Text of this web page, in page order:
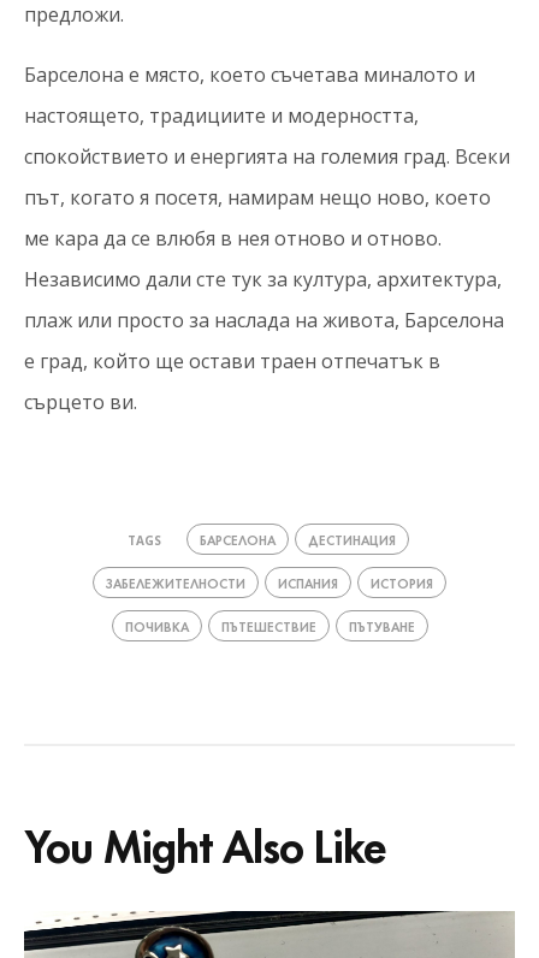
предложи.
Барселона е място, което съчетава миналото и
настоящето, традициите и модерността,
спокойствието и енергията на големия град. Всеки
път, когато я посетя, намирам нещо ново, което
ме кара да се влюбя в нея отново и отново.
Независимо дали сте тук за култура, архитектура,
плаж или просто за наслада на живота, Барселона
е град, който ще остави траен отпечатък в
сърцето ви.
TAGS БАРСЕЛОНА ДЕСТИНАЦИЯ
ЗАБЕЛЕЖИТЕЛНОСТИ ИСПАНИЯ ИСТОРИЯ
ПОЧИВКА ПЪТЕШЕСТВИЕ ПЪТУВАНЕ
You Might Also Like